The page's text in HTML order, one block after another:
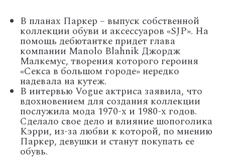
В планах Паркер – выпуск собственной
коллекции обуви и аксессуаров «SJP». На
помощь дебютантке придет глава
компании Manolo Blahnik Джордж
Малкемус, творения которого героиня
«Секса в большом городе» нередко
надевала на кутеж.
В интервью Vogue актриса заявила, что
вдохновением для создания коллекции
послужила мода 1970-х и 1980-х годов.
Сделало свое дело и влияние шопоголика
Кэрри, из-за любви к которой, по мнению
Паркер, девушки и станут покупать ее
обувь.